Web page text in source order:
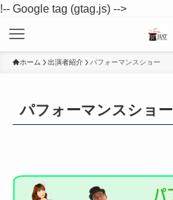
!-- Google tag (gtag.js) -->
ホーム 出演者紹介 パフォーマンスショー
パフォーマンスショー